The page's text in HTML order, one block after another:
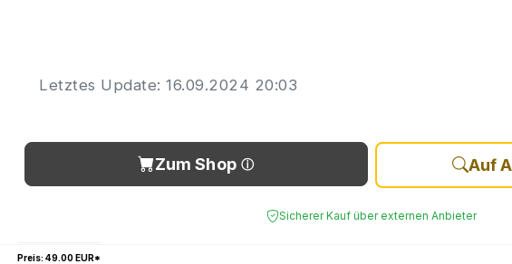
Letztes Update: 16.09.2024 20:03
Zum Shop Auf
Sicherer Kauf über externen Anbieter
Preis: 49.00 EUR*